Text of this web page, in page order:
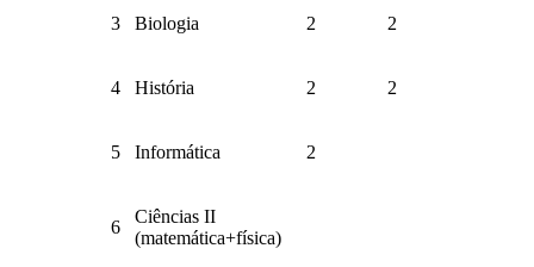
3 Biologia 2 2
4 História 2 2
5 Informática 2
6
Ciências II
(matemática+física)